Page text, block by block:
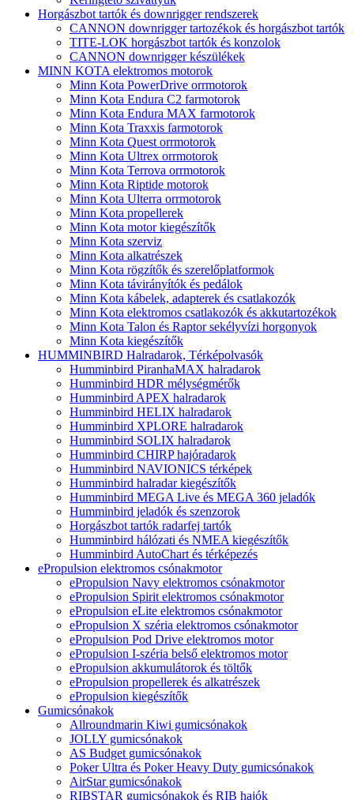
Horgászbot tartók és downrigger rendszerek
CANNON downrigger tartozékok és horgászbot tartók
TITE-LOK horgászbot tartók és konzolok
CANNON downrigger készülékek
MINN KOTA elektromos motorok
Minn Kota PowerDrive orrmotorok
Minn Kota Endura C2 farmotorok
Minn Kota Endura MAX farmotorok
Minn Kota Traxxis farmotorok
Minn Kota Quest orrmotorok
Minn Kota Ultrex orrmotorok
Minn Kota Terrova orrmotorok
Minn Kota Riptide motorok
Minn Kota Ulterra orrmotorok
Minn Kota propellerek
Minn Kota motor kiegészítők
Minn Kota szerviz
Minn Kota alkatrészek
Minn Kota rögzítők és szerelőplatformok
Minn Kota távirányítók és pedálok
Minn Kota kábelek, adapterek és csatlakozók
Minn Kota elektromos csatlakozók és akkutartozékok
Minn Kota Talon és Raptor sekélyvízi horgonyok
Minn Kota kiegészítők
HUMMINBIRD Halradarok, Térképolvasók
Humminbird PiranhaMAX halradarok
Humminbird HDR mélységmérők
Humminbird APEX halradarok
Humminbird HELIX halradarok
Humminbird XPLORE halradarok
Humminbird SOLIX halradarok
Humminbird CHIRP hajóradarok
Humminbird NAVIONICS térképek
Humminbird halradar kiegészítők
Humminbird MEGA Live és MEGA 360 jeladók
Humminbird jeladók és szenzorok
Horgászbot tartók radarfej tartók
Humminbird hálózati és NMEA kiegészítők
Humminbird AutoChart és térképezés
ePropulsion elektromos csónakmotor
ePropulsion Navy elektromos csónakmotor
ePropulsion Spirit elektromos csónakmotor
ePropulsion eLite elektromos csónakmotor
ePropulsion X széria elektromos csónakmotor
ePropulsion Pod Drive elektromos motor
ePropulsion I-széria belső elektromos motor
ePropulsion akkumulátorok és töltők
ePropulsion propellerek és alkatrészek
ePropulsion kiegészítők
Gumicsónakok
Allroundmarin Kiwi gumicsónakok
JOLLY gumicsónakok
AS Budget gumicsónakok
Poker Ultra és Poker Heavy Duty gumicsónakok
AirStar gumicsónakok
RIBSTAR gumicsónakok és RIB hajók